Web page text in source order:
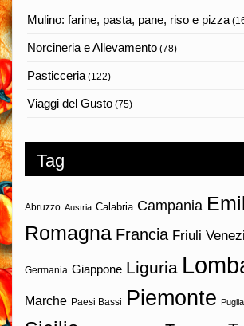
Mulino: farine, pasta, pane, riso e pizza
Norcineria e Allevamento (78)
Pasticceria(122)
Viaggi del Gusto (75)
Tag
Abruzzo Austria Calabria Campania
Romagna Francia Friuli
Germania Giappone Liguria
Marche Paesi Bassi Piemonte Puglia